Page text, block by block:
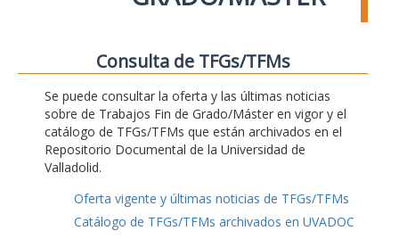
Consulta de TFGs/TFMs
Se puede consultar la oferta y las últimas noticias
sobre de Trabajos Fin de Grado/Máster en vigor y el
catálogo de TFGs/TFMs que están archivados en el
Repositorio Documental de la Universidad de
Valladolid.
Oferta vigente y últimas noticias de TFGs/TFMs
Catálogo de TFGs/TFMs archivados en UVADOC